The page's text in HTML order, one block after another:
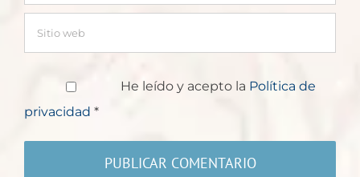
He leído y acepto la Política de
privacidad *